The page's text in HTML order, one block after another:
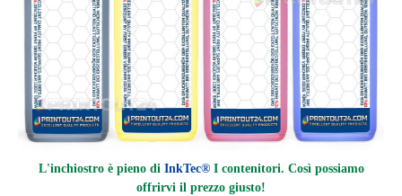
L'inchiostro è pieno di InkTec® I contenitori. Così possiamo
offrirvi il prezzo giusto!